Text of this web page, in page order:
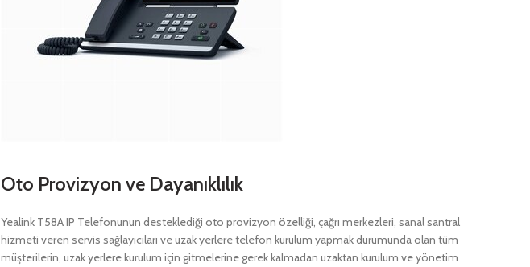
Oto Provizyon ve Dayanıklılık
Yealink T58A IP Telefonunun desteklediği oto provizyon özelliği, çağrı merkezleri, sanal santral
hizmeti veren servis sağlayıcıları ve uzak yerlere telefon kurulum yapmak durumunda olan tüm
müşterilerin, uzak yerlere kurulum için gitmelerine gerek kalmadan uzaktan kurulum ve yönetim